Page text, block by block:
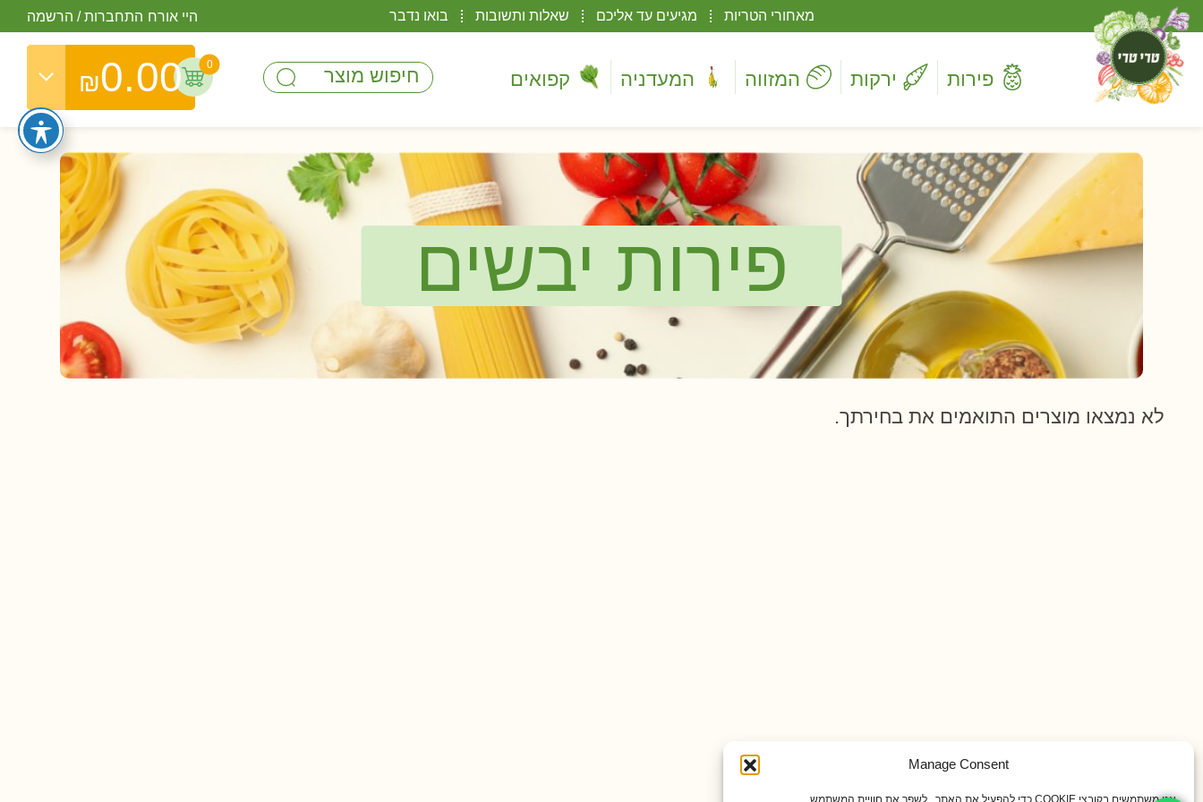
Manage Consent
אנו משתמשים בקובצי COOKIE כדי להפעיל את האתר , לשפר את חוויית המשתמש
מאחורי הטריות מגיעים עד אליכם שאלות ותשובות בואו נדבר היי אורח התחברות/ הרשמה
פירות ירקות המזווה המעדניה קפואים
0
₪0.00
פירות יבשים
לא נמצאו מוצרים התואמים את בחירתך.